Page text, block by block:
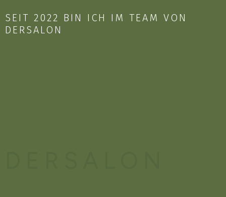
SEIT 2022 BIN ICH IM TEAM VON
DERSALON